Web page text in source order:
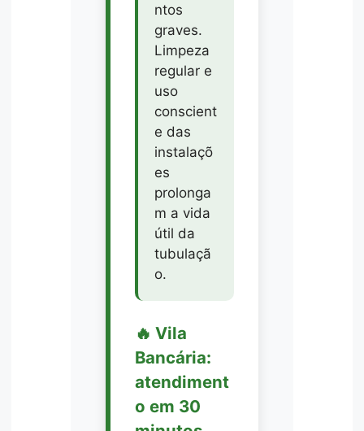
ntos
graves.
Limpeza
regular e
uso
conscient
e das
instalaçõ
es
prolonga
m a vida
útil da
tubulaçã
o.
🔥 Vila
Bancária:
atendiment
o em 30